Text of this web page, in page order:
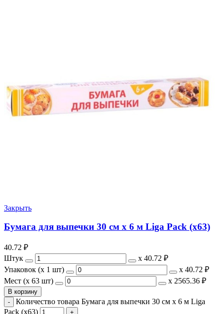
Закрыть
Бумага для выпечки 30 см х 6 м Liga Pack (х63)
40.72 ₽
Штук
х 40.72 ₽
Упаковок (x 1 шт)
х 40.72 ₽
Мест (x 63 шт)
х 2565.36 ₽
В корзину
Количество товара Бумага для выпечки 30 см х 6 м Liga
Pack (х63)